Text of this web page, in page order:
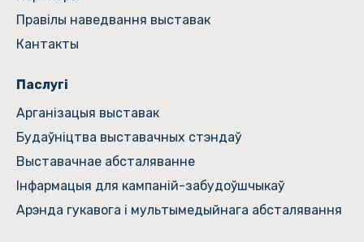
Правілы наведвання выставак
Кантакты
Паслугі
Арганізацыя выставак
Будаўніцтва выставачных стэндаў
Выставачнае абсталяванне
Інфармацыя для кампаній-забудоўшчыкаў
Арэнда гукавога і мультымедыйнага абсталявання